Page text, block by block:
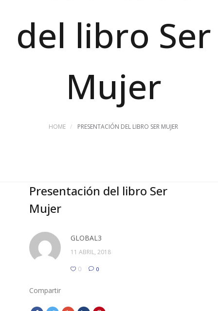
del libro Ser
Mujer
HOME PRESENTACIÓN DEL LIBRO SER MUJER
Presentación del libro Ser
Mujer
GLOBAL3
11 ABRIL, 2018
0 0
Compartir